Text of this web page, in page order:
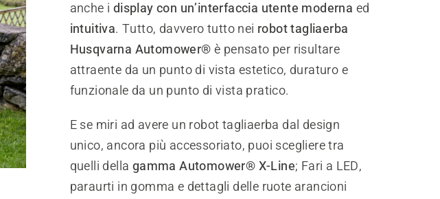
anche i display con un’interfaccia utente moderna ed
intuitiva. Tutto, davvero tutto nei robot tagliaerba
Husqvarna Automower® è pensato per risultare
attraente da un punto di vista estetico, duraturo e
funzionale da un punto di vista pratico.
E se miri ad avere un robot tagliaerba dal design
unico, ancora più accessoriato, puoi scegliere tra
quelli della gamma Automower® X-Line; Fari a LED,
paraurti in gomma e dettagli delle ruote arancioni